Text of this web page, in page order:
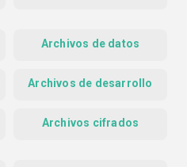
Archivos de datos
Archivos de desarrollo
Archivos cifrados